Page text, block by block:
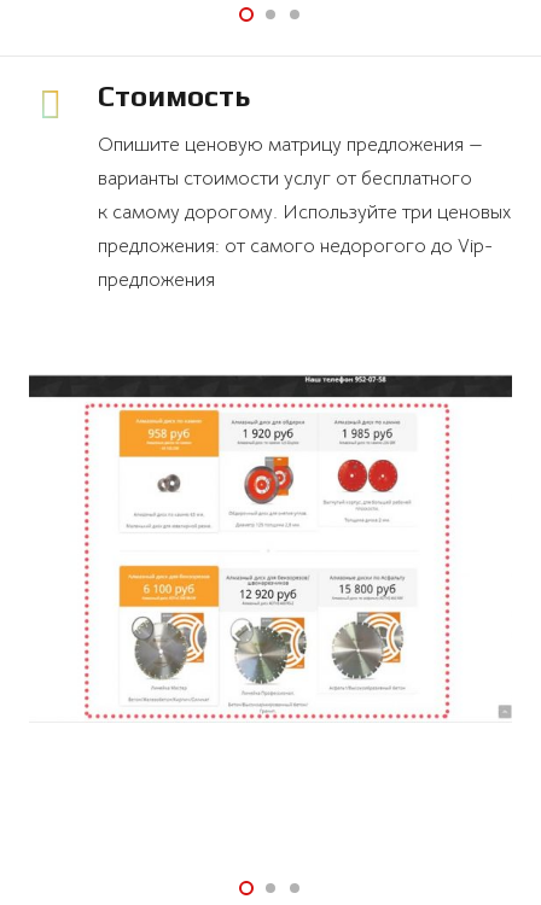
Стоимость
Опишите ценовую матрицу предложения —
варианты стоимости услуг от бесплатного
к самому дорогому. Используйте три ценовых
предложения: от самого недорогого до Vip-
предложения